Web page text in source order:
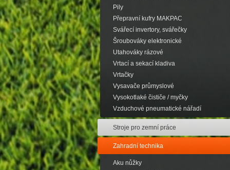
Pily
Přepravní kufry MAKPAC
Svářecí invertory, svářečky
Šroubováky elektronické
Utahováky rázové
Vrtací a sekací kladiva
Vrtačky
Vysavače průmyslové
Vysokotlaké čističe / myčky
Vzduchové pneumatické nářadí
Stroje pro zemní práce
Zahradní technika
Aku nůžky